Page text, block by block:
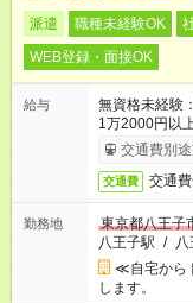
派遣 職種未経験OK
WEB登録・面接OK
給与
無資格未経
1万2000円以
交通費別
交通費 交通
勤務地
東京都八王子
八王子駅 / 八
≪自宅から
します。